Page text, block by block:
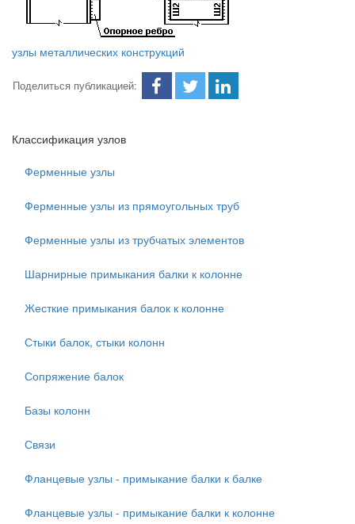
узлы металлических конструкций
Поделиться публикацией:
Классификация узлов
Ферменные узлы
Ферменные узлы из прямоугольных труб
Ферменные узлы из трубчатых элементов
Шарнирные примыкания балки к колонне
Жесткие примыкания балок к колонне
Стыки балок, стыки колонн
Сопряжение балок
Базы колонн
Связи
Фланцевые узлы - примыкание балки к балке
Фланцевые узлы - примыкание балки к колонне